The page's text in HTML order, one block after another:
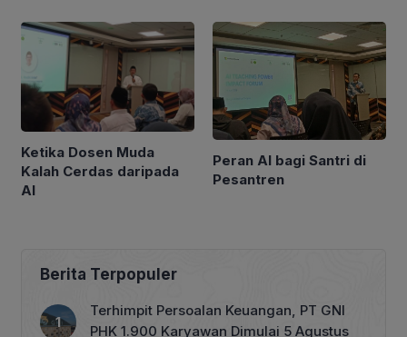
Ketika Dosen Muda
Kalah Cerdas daripada
AI
Peran AI bagi Santri di
Pesantren
Berita Terpopuler
Terhimpit Persoalan Keuangan, PT GNI
PHK 1.900 Karyawan Dimulai 5 Agustus